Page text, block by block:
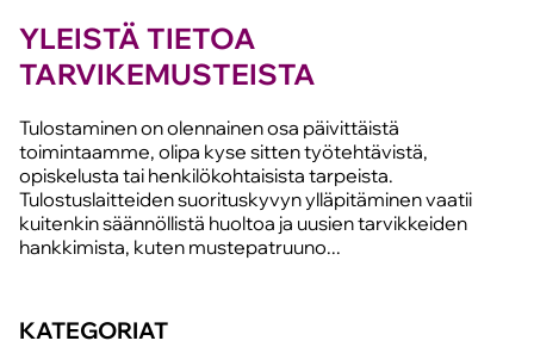
YLEISTÄ TIETOA
TARVIKEMUSTEISTA
Tulostaminen on olennainen osa päivittäistä
toimintaamme, olipa kyse sitten työtehtävistä,
opiskelusta tai henkilökohtaisista tarpeista.
Tulostuslaitteiden suorituskyvyn ylläpitäminen vaatii
kuitenkin säännöllistä huoltoa ja uusien tarvikkeiden
hankkimista, kuten mustepatruuno...
KATEGORIAT